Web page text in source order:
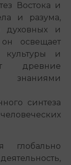
Востока и
и разума,
духовных и
освещает
культуры и
древние
синтеза
глобально